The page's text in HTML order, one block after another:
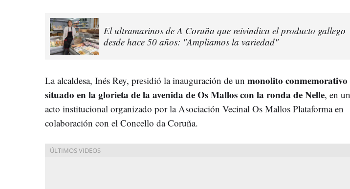
El ultramarinos de A Coruña que reivindica el producto gallego
desde hace 50 años: "Ampliamos la variedad"
La alcaldesa, Inés Rey, presidió la inauguración de un monolito conmemorativo
situado en la glorieta de la avenida de Os Mallos con la ronda de Nelle, en un
acto institucional organizado por la Asociación Vecinal Os Mallos Plataforma en
colaboración con el Concello da Coruña.